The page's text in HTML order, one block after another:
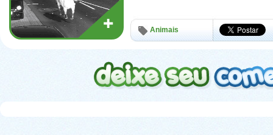
Animais